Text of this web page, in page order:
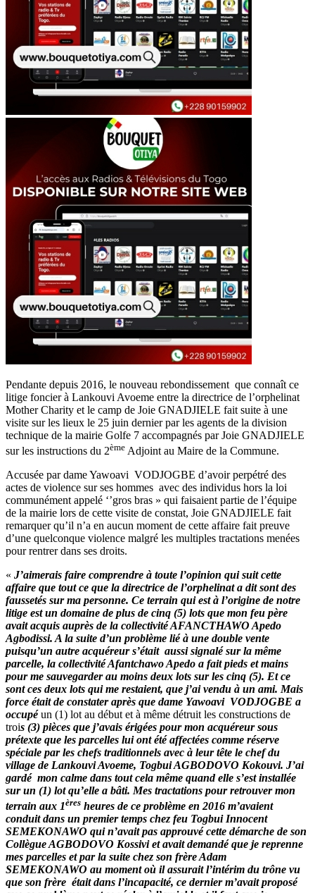
Pendante depuis 2016, le nouveau rebondissement que connaît ce
litige foncier à Lankouvi Avoeme entre la directrice de l’orphelinat
Mother Charity et le camp de Joie GNADJIELE fait suite à une
visite sur les lieux le 25 juin dernier par les agents de la division
technique de la mairie Golfe 7 accompagnés par Joie GNADJIELE
sur les instructions du 2ème Adjoint au Maire de la Commune.
Accusée par dame Yawoavi VODJOGBE d’avoir perpétré des
actes de violence sur ses hommes avec des individus hors la loi
communément appelé ‘’gros bras » qui faisaient partie de l’équipe
de la mairie lors de cette visite de constat, Joie GNADJIELE fait
remarquer qu’il n’a en aucun moment de cette affaire fait preuve
d’une quelconque violence malgré les multiples tractations menées
pour rentrer dans ses droits.
« J’aimerais faire comprendre à toute l’opinion qui suit cette
affaire que tout ce que la directrice de l’orphelinat a dit sont des
faussetés sur ma personne. Ce terrain qui est à l’origine de notre
litige est un domaine de plus de cinq (5) lots que mon feu père
avait acquis auprès de la collectivité AFANCTHAWO Apedo
Agbodissi. A la suite d’un problème lié à une double vente
puisqu’un autre acquéreur s’était aussi signalé sur la même
parcelle, la collectivité Afantchawo Apedo a fait pieds et mains
pour me sauvegarder au moins deux lots sur les cinq (5). Et ce
sont ces deux lots qui me restaient, que j’ai vendu à un ami. Mais
force était de constater après que dame Yawoavi VODJOGBE a
occupéun (1) lot au début et à même détruit les constructions de
trois (3) pièces que j’avais érigées pour mon acquéreur sous
prétexte que les parcelles lui ont été affectées comme réserve
spéciale par les chefs traditionnels avec à leur tête le chef du
village de Lankouvi Avoeme, Togbui AGBODOVO Kokouvi. J’ai
gardé mon calme dans tout cela même quand elle s’est installée
sur un (1) lot qu’elle a bâti. Mes tractations pour retrouver mon
terrain aux 1ères heures de ce problème en 2016 m’avaient
conduit dans un premier temps chez feu Togbui Innocent
SEMEKONAWO qui n’avait pas approuvé cette démarche de son
Collègue AGBODOVO Kossivi et avait demandé que je reprenne
mes parcelles et par la suite chez son frère Adam
SEMEKONAWO au moment où il assurait l’intérim du trône vu
que son frère était dans l’incapacité, ce dernier m’avait proposé